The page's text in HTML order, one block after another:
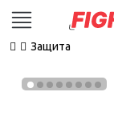
Защита